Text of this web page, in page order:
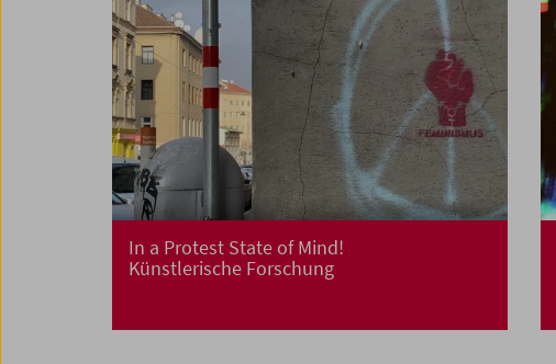
In a Protest State of Mind!
Künstlerische Forschung